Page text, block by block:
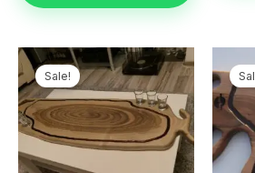
Sale!
Prețul
inițial
a
fost:
990,00 lei.
Prețul
curent
este:
690,00 lei.